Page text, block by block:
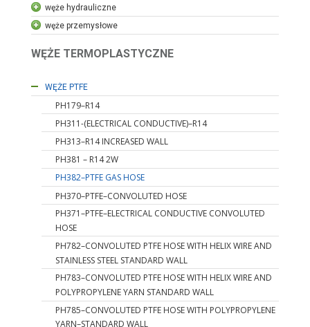
węże hydrauliczne
węże przemysłowe
WĘŻE TERMOPLASTYCZNE
WĘŻE HYDRAULICZNE
węże przemysłowe
węże motoryzacyjne
WĘŻE PTFE
PH179–R14
PH311-(ELECTRICAL CONDUCTIVE)–R14
PH313–R14 INCREASED WALL
PH381 – R14 2W
PH382–PTFE GAS HOSE
PH370–PTFE–CONVOLUTED HOSE
PH371–PTFE–ELECTRICAL CONDUCTIVE CONVOLUTED
HOSE
PH782–CONVOLUTED PTFE HOSE WITH HELIX WIRE AND
STAINLESS STEEL STANDARD WALL
PH783–CONVOLUTED PTFE HOSE WITH HELIX WIRE AND
POLYPROPYLENE YARN STANDARD WALL
PH785–CONVOLUTED PTFE HOSE WITH POLYPROPYLENE
YARN–STANDARD WALL